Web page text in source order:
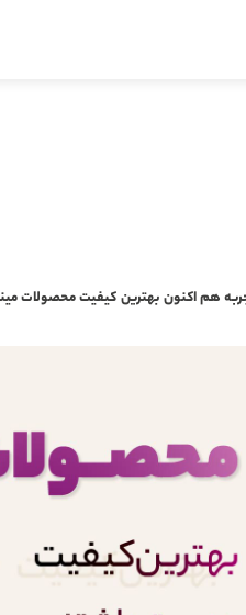
هم اکنون بهترین کیفیت محصولات